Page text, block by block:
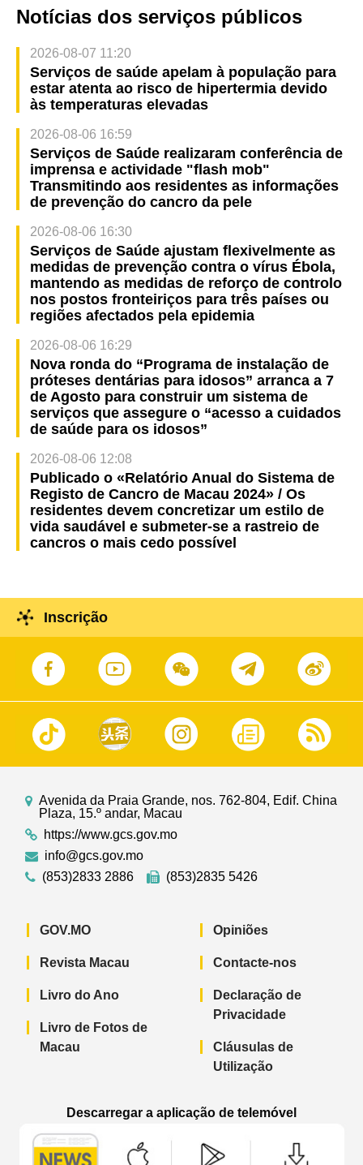
Notícias dos serviços públicos
2026-08-07 11:20
Serviços de saúde apelam à população para
estar atenta ao risco de hipertermia devido
às temperaturas elevadas
2026-08-06 16:59
Serviços de Saúde realizaram conferência de
imprensa e actividade "flash mob"
Transmitindo aos residentes as informações
de prevenção do cancro da pele
2026-08-06 16:30
Serviços de Saúde ajustam flexivelmente as
medidas de prevenção contra o vírus Ébola,
mantendo as medidas de reforço de controlo
nos postos fronteiriços para três países ou
regiões afectados pela epidemia
2026-08-06 16:29
Nova ronda do “Programa de instalação de
próteses dentárias para idosos” arranca a 7
de Agosto para construir um sistema de
serviços que assegure o “acesso a cuidados
de saúde para os idosos”
2026-08-06 12:08
Publicado o «Relatório Anual do Sistema de
Registo de Cancro de Macau 2024» / Os
residentes devem concretizar um estilo de
vida saudável e submeter-se a rastreio de
cancros o mais cedo possível
Inscrição
Avenida da Praia Grande, nos. 762-804, Edif. China
Plaza, 15.º andar, Macau
https://www.gcs.gov.mo
info@gcs.gov.mo
(853)2833 2886
(853)2835 5426
GOV.MO
Revista Macau
Livro do Ano
Livro de Fotos de
Macau
Opiniões
Contacte-nos
Declaração de
Privacidade
Cláusulas de
Utilização
Descarregar a aplicação de telemóvel